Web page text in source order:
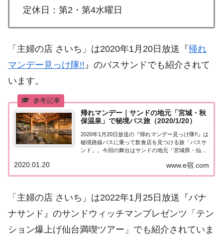
定休日：第2・第4水曜日
「主婦の店 さいち」は2020年1月20日放送『帰れ
マンデー見っけ隊!!』のバスサンドでも紹介されて
います。
帰れマンデー｜サンドの地元「宮城・秋
保温泉」で秘境バス旅（2020/1/20）
2020年1月20日放送の『帰れマンデー見っけ隊!!』は
秘境路線バスに乗って飲食店を見つける旅「バスサ
ンド」。今回の舞台はサンドの地元「宮城県・仙台
隆太＆本田望結＆SnowMan目黒蓮＆宮下草薙の草
薙！果たして飲食店は見つかるのか？紹...
www.e宿.com
2020.01.20
「主婦の店 さいち」は2022年1月25日放送『バナ
ナサンド』のサンドウィッチマンプレゼンツ「テン
ション爆上げ仙台満喫ツアー」でも紹介されていま